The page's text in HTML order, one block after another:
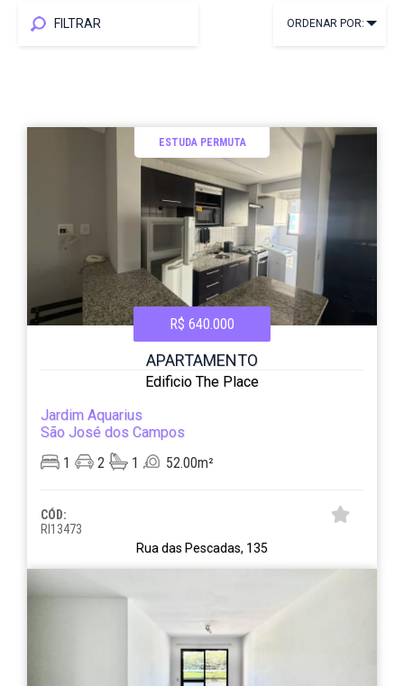
FILTRAR ORDENAR POR:
ESTUDA PERMUTA
R$ 640.000
APARTAMENTO
Edificio The Place
Jardim Aquarius
São José dos Campos
1
2 1 52.00m²
CÓD:
RI13473
Rua das Pescadas, 135